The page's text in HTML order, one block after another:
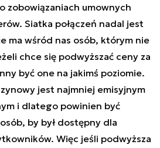
zobowiązaniach umownych
Siatka połączeń nadal jest
ma wśród nas osób, którym nie
chce się podwyższać ceny za
być one na jakimś poziomie.
jest najmniej emisyjnym
i dlatego powinien być
by był dostępny dla
Więc jeśli podwyższa